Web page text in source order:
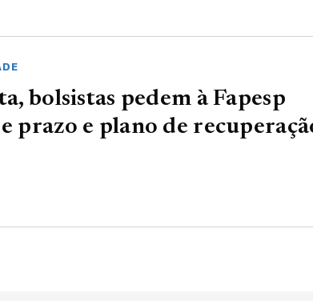
bolsistas pedem à Fapesp
prazo e plano de